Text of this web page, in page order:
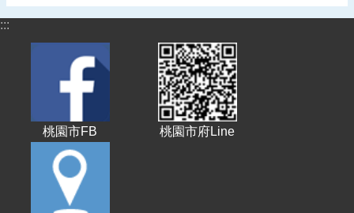
:::
桃園市FB 桃園市府Line